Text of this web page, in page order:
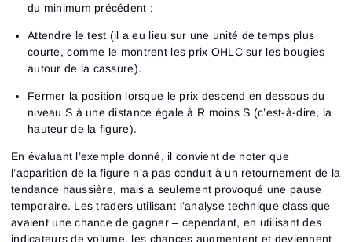
du minimum précédent ;
Attendre le test (il a eu lieu sur une unité de temps plus
courte, comme le montrent les prix OHLC sur les bougies
autour de la cassure).
Fermer la position lorsque le prix descend en dessous du
niveau S à une distance égale à R moins S (c’est-à-dire, la
hauteur de la figure).
En évaluant l’exemple donné, il convient de noter que
l’apparition de la figure n’a pas conduit à un retournement de la
tendance haussière, mais a seulement provoqué une pause
temporaire. Les traders utilisant l’analyse technique classique
avaient une chance de gagner – cependant, en utilisant des
indicateurs de volume, les chances augmentent et deviennent